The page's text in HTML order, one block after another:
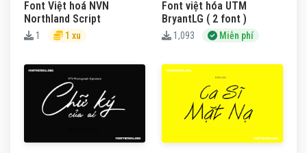
Font Việt hoá NVN
Northland Script
1 1 xu
Font việt hóa UTM
BryantLG ( 2 font )
1,093 Miễn phí